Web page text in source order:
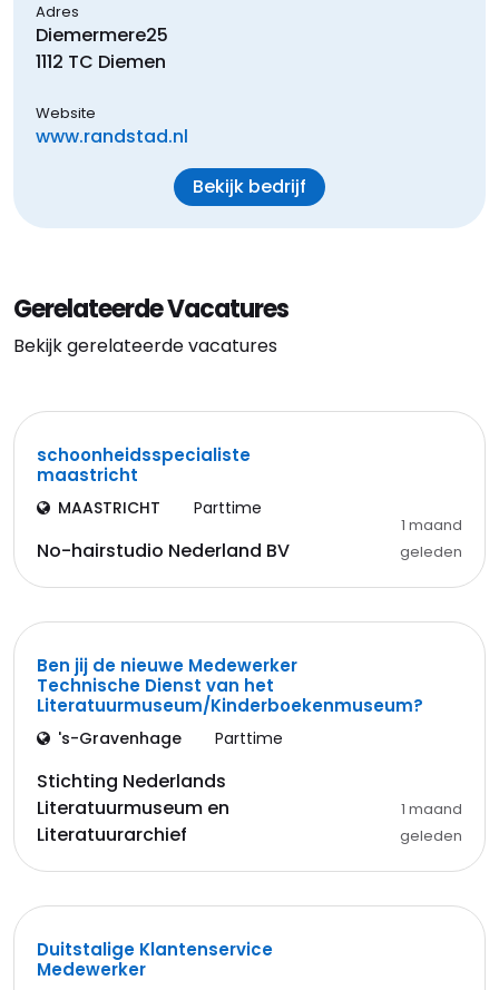
Adres
Diemermere25
1112 TC Diemen
Website
www.randstad.nl
Bekijk bedrijf
Gerelateerde Vacatures
Bekijk gerelateerde vacatures
schoonheidsspecialiste
maastricht
MAASTRICHT Parttime
No-hairstudio Nederland BV
1 maand
geleden
Ben jij de nieuwe Medewerker
Technische Dienst van het
Literatuurmuseum/Kinderboekenmuseum?
's-Gravenhage Parttime
Stichting Nederlands
Literatuurmuseum en
Literatuurarchief
1 maand
geleden
Duitstalige Klantenservice
Medewerker